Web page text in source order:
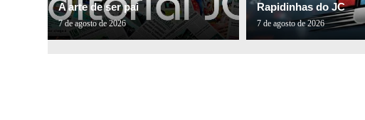
A arte de ser pai
7 de agosto de 2026
Rapidinhas do JC
7 de agosto de 2026